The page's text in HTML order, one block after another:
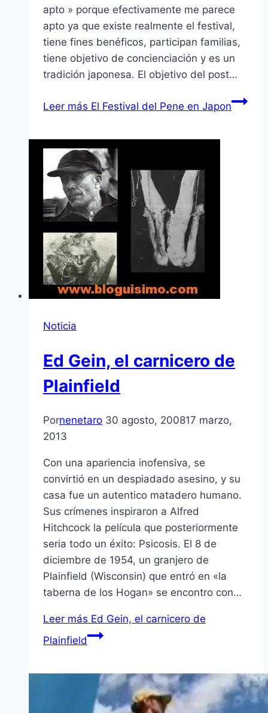
apto » porque efectivamente me parece
apto ya que existe realmente el festival,
tiene fines benéficos, participan familias,
tiene objetivo de concienciación y es un
tradición japonesa. El objetivo del post…
Leer más El Festival del Pene en Japon
Noticia
Ed Gein, el carnicero de
Plainfield
Pornenetaro 30 agosto, 200817 marzo,
2013
Con una apariencia inofensiva, se
convirtió en un despiadado asesino, y su
casa fue un autentico matadero humano.
Sus crí­menes inspiraron a Alfred
Hitchcock la pelí­cula que posteriormente
seria todo un éxito: Psicosis. El 8 de
diciembre de 1954, un granjero de
Plainfield (Wisconsin) que entró en «la
taberna de los Hogan» se encontro con…
Leer más Ed Gein, el carnicero de
Plainfield